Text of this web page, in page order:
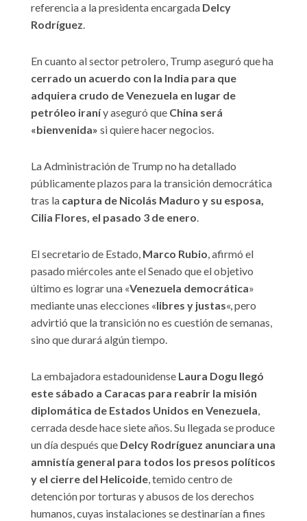
referencia a la presidenta encargada Delcy
Rodríguez.
En cuanto al sector petrolero, Trump aseguró que ha
cerrado un acuerdo con la India para que
adquiera crudo de Venezuela en lugar de
petróleo iraníy aseguró que China será
«bienvenida» si quiere hacer negocios.
La Administración de Trump no ha detallado
públicamente plazos para la transición democrática
tras la captura de Nicolás Maduro y su esposa,
Cilia Flores, el pasado 3 de enero.
El secretario de Estado, Marco Rubio, afirmó el
pasado miércoles ante el Senado que el objetivo
último es lograr una «Venezuela democrática»
mediante unas elecciones «libres y justas«, pero
advirtió que la transición no es cuestión de semanas,
sino que durará algún tiempo.
La embajadora estadounidense Laura Dogu llegó
este sábado a Caracas para reabrir la misión
diplomática de Estados Unidos en Venezuela,
cerrada desde hace siete años. Su llegada se produce
un día después que Delcy Rodríguez anunciara una
amnistía general para todos los presos políticos
y el cierre del Helicoide, temido centro de
detención por torturas y abusos de los derechos
humanos, cuyas instalaciones se destinarían a fines